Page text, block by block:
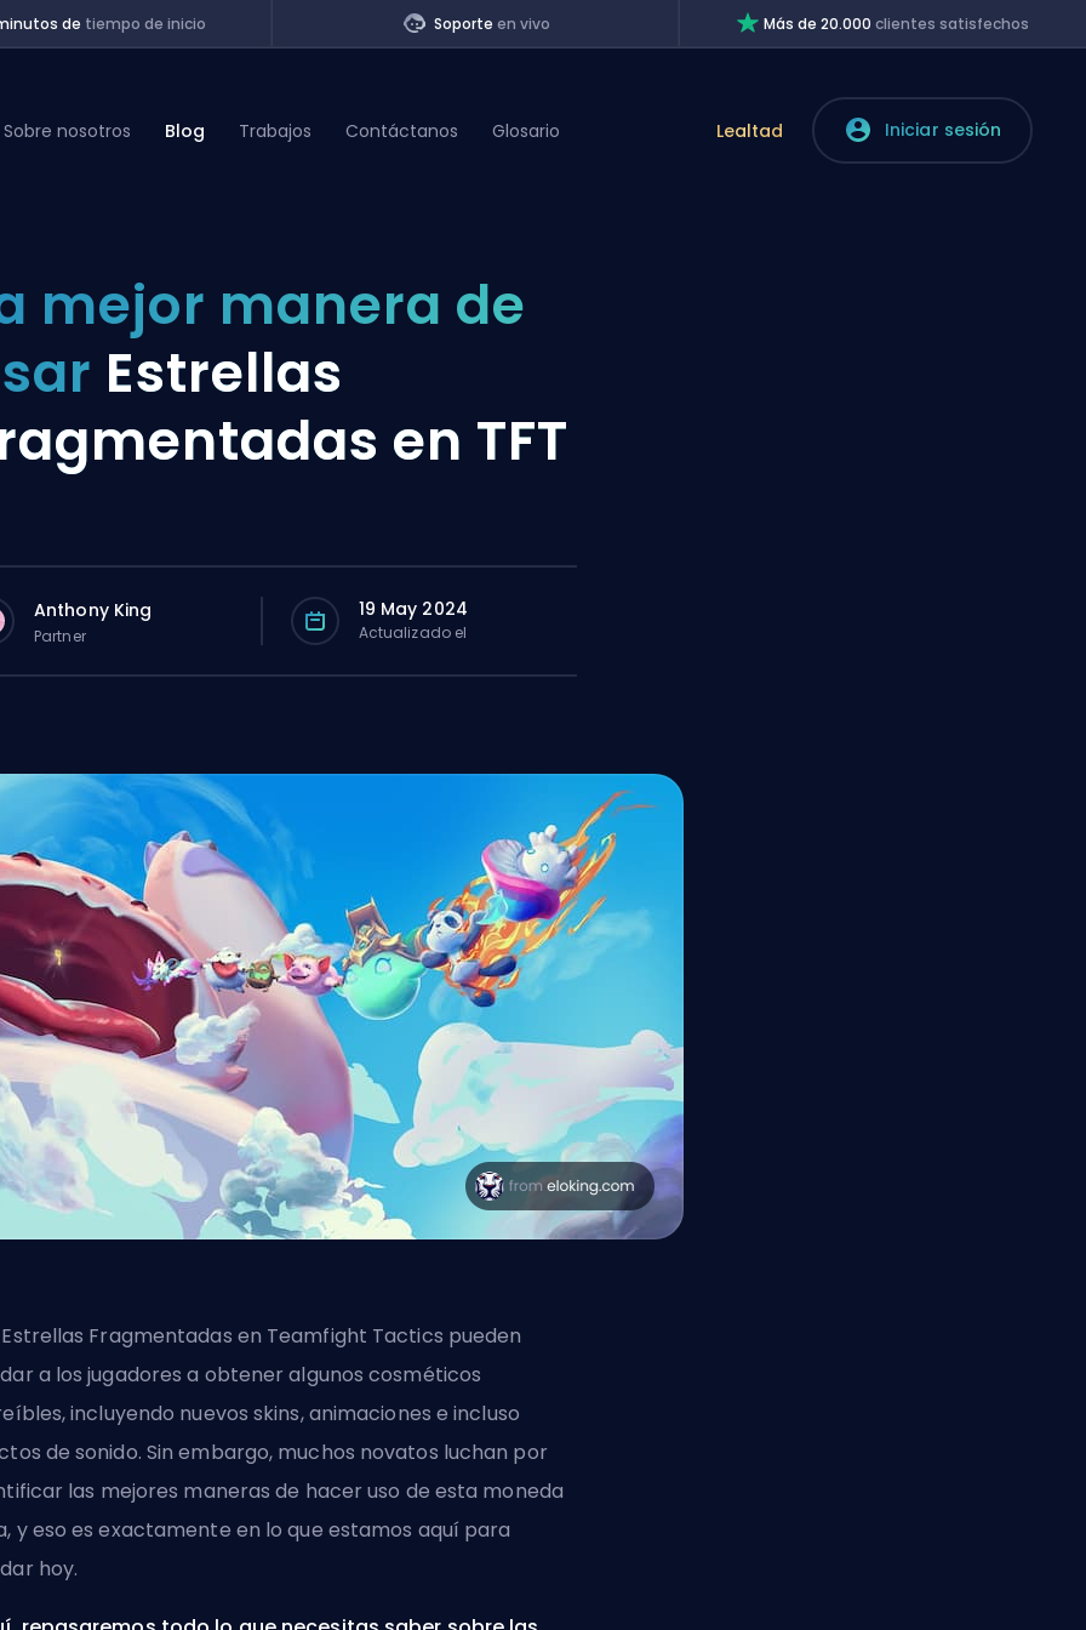
de tiempo de inicio Soporteen vivo Más de 20.000clientes satisfechos
Sobre nosotros Blog Trabajos Contáctanos Glosario Lealtad Iniciar sesión
mejor manera de
Estrellas
en TFT
Anthony King
Partner
19 May 2024
Actualizado el
Estrellas Fragmentadas en Teamfight Tactics pueden
a los jugadores a obtener algunos cosméticos
incluyendo nuevosskins, animaciones e incluso
de sonido. Sin embargo, muchos novatos luchan por
las mejores maneras de hacer uso de esta moneda
y eso es exactamente en lo que estamos aquí para
hoy.